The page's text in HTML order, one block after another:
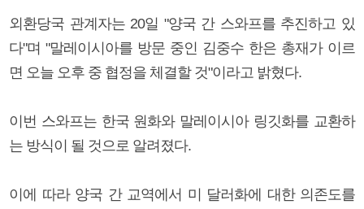
외환당국 관계자는 20일 "양국 간 스와프를 추진하고 있
다"며 "말레이시아를 방문 중인 김중수 한은 총재가 이르
면 오늘 오후 중 협정을 체결할 것"이라고 밝혔다.
이번 스와프는 한국 원화와 말레이시아 링깃화를 교환하
는 방식이 될 것으로 알려졌다.
이에 따라 양국 간 교역에서 미 달러화에 대한 의존도를